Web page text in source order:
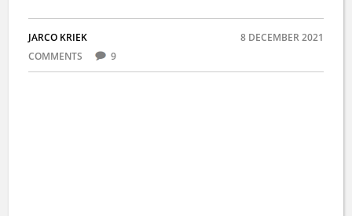
JARCO KRIEK
8 DECEMBER 2021
COMMENTS
9